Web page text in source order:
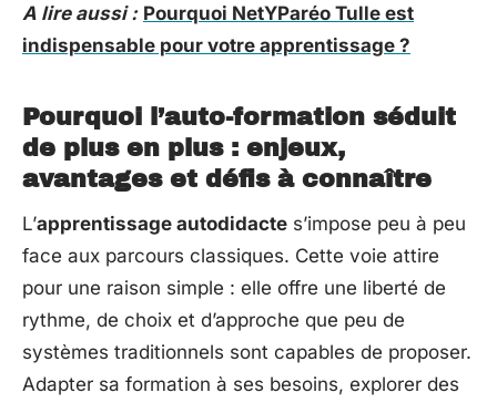
A lire aussi : Pourquoi NetYParéo Tulle est
indispensable pour votre apprentissage ?
Pourquoi l’auto-formation séduit
de plus en plus : enjeux,
avantages et défis à connaître
L’apprentissage autodidacte s’impose peu à peu
face aux parcours classiques. Cette voie attire
pour une raison simple : elle offre une liberté de
rythme, de choix et d’approche que peu de
systèmes traditionnels sont capables de proposer.
Adapter sa formation à ses besoins, explorer des